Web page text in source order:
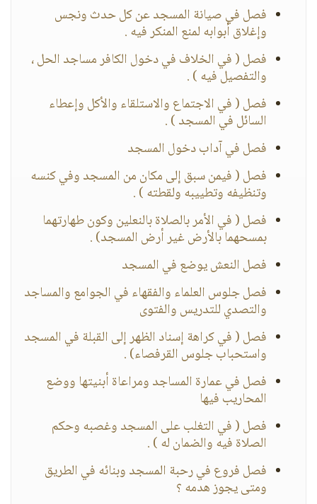
فصل في صيانة المسجد عن كل حدث ونجس
وإغلاق أبوابه لمنع المنكر فيه .
فصل ( في الخلاف في دخول الكافر مساجد الحل ،
والتفصيل فيه ) .
فصل ( في الاجتماع والاستلقاء والأكل وإعطاء
السائل في المسجد ) .
فصل في آداب دخول المسجد
فصل ( فيمن سبق إلى مكان من المسجد وفي كنسه
وتنظيفه وتطييبه ولقطته ) .
فصل ( في الأمر بالصلاة بالنعلين وكون طهارتهما
بمسحهما بالأرض غير أرض المسجد) .
فصل النعش يوضع في المسجد
فصل جلوس العلماء والفقهاء في الجوامع والمساجد
والتصدي للتدريس والفتوى
فصل ( في كراهة إسناد الظهر إلى القبلة في المسجد
واستحباب جلوس القرفصاء) .
فصل في عمارة المساجد ومراعاة أبنيتها ووضع
المحاريب فيها
فصل ( في التغلب على المسجد وغصبه وحكم
الصلاة فيه والضمان له ) .
فصل فروع في رحبة المسجد وبنائه في الطريق
ومتى يجوز هدمه ؟